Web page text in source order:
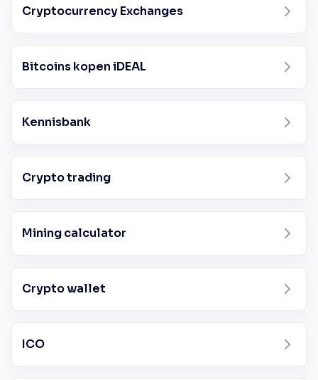
Cryptocurrency Exchanges
Bitcoins kopen iDEAL
Kennisbank
Crypto trading
Mining calculator
Crypto wallet
ICO